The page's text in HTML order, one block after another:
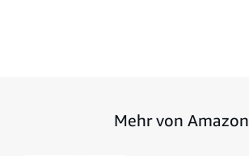
Mehr von Amazon